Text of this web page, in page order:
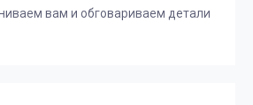
вам и обговариваем детали